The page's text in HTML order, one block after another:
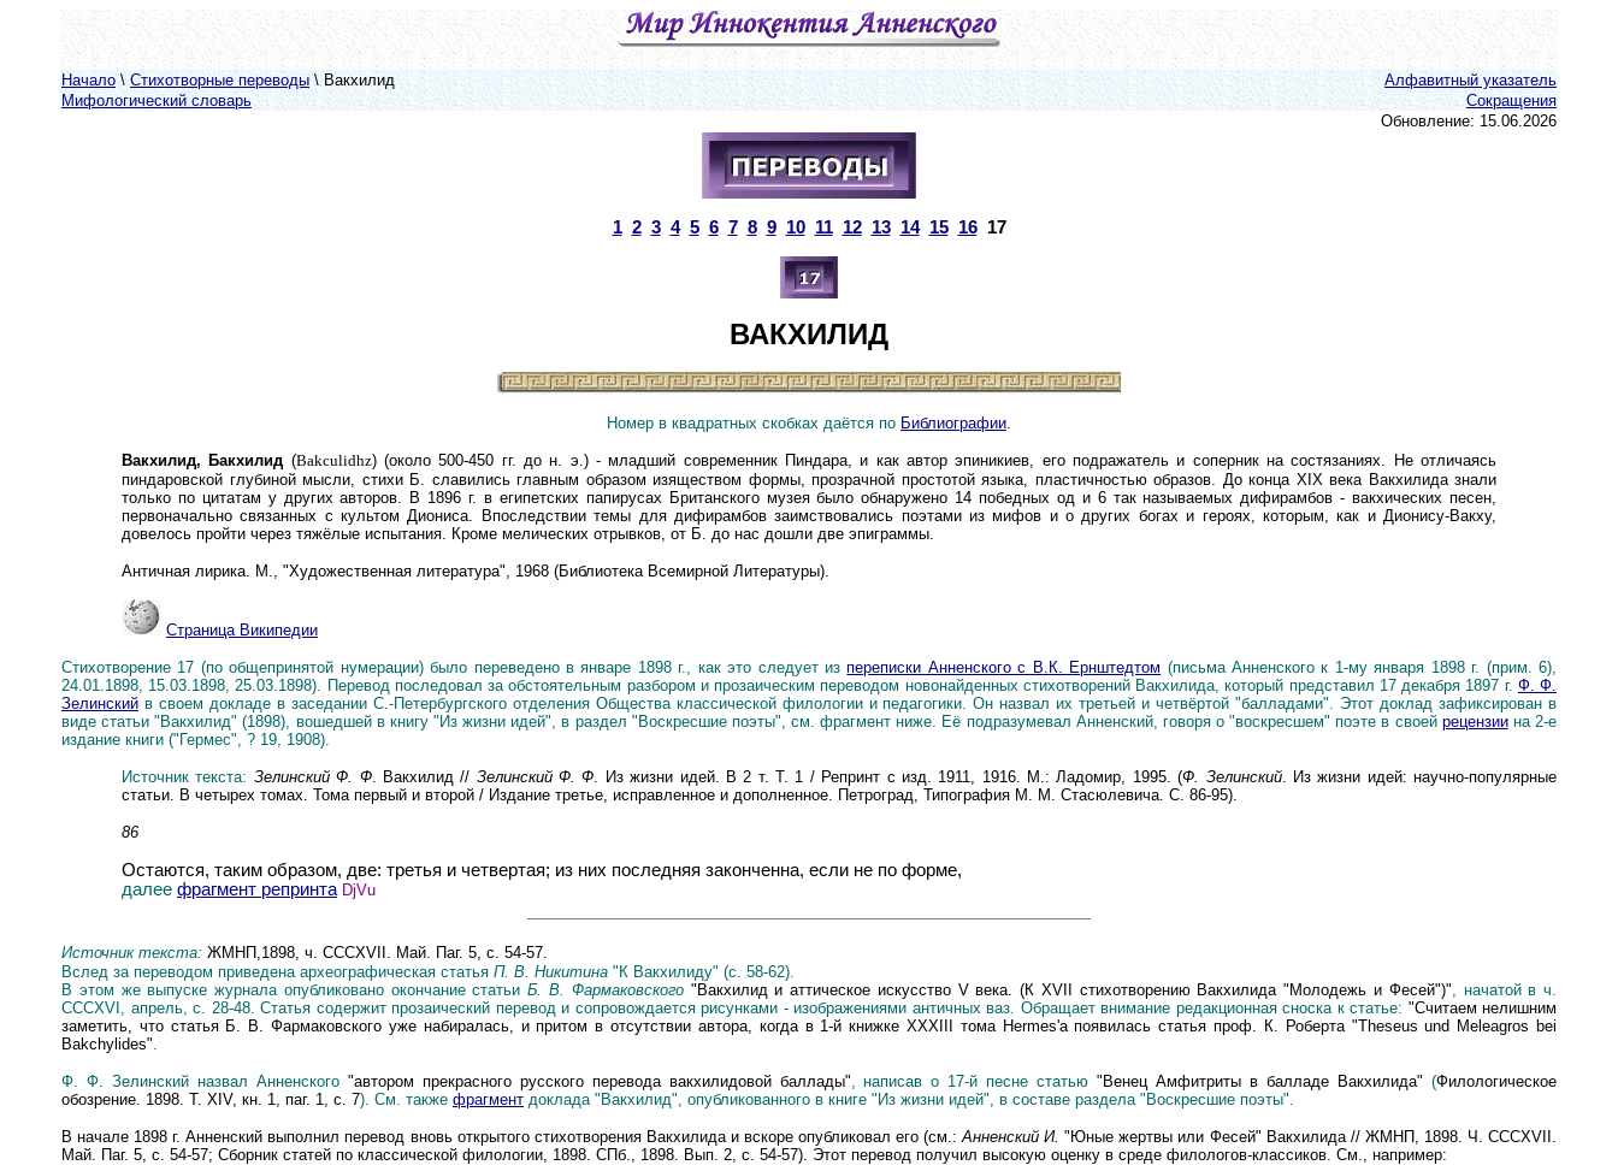
Начало \ Стихотворные переводы \ Вакхилид
Алфавитный указатель
Мифологический словарь
Сокращения
Обновление: 15.06.2026
1 2 3 4 5 6 7 8 9 10 11 12 13 14 15 1617
ВАКХИЛИД
Номер в квадратных скобках даётся по Библиографии.
Вакхилид, Бакхилид (Bakculidhz) (около 500-450 гг. до н. э.) - младший современник Пиндара, и как автор эпиникиев, его подражатель и соперник на состязаниях.
Не отличаясь
пиндаровской глубиной мысли, стихи Б. славились главным образом изяществом формы, прозрачной простотой языка, пластичностью образов. До конца XIX века Вакхилида знали
только по цитатам у других авторов. В 1896 г. в египетских папирусах Британского музея было обнаружено 14 победных од и 6 так называемыхдифирамбов - вакхических песен,
первоначально связанных с культом Диониса.
Впоследствии темы для дифирамбов заимствовались поэтами из мифов и о других богах и героях, которым, как и Дионису-Вакху,
довелось пройти через тяжёлые испытания. Кроме мелических отрывков, от Б. до нас дошли две эпиграммы.
Античная лирика. М., "Художественная литература", 1968 (Библиотека Всемирной Литературы).
Страница Википедии
Стихотворение 17 (по общепринятой нумерации) было переведено в январе 1898 г., как это следует изпереписки Анненского с В.К. Ернштедтом (письма Анненского к 1-му января 1898 г. (прим. 6),
24.01.1898, 15.03.1898, 25.03.1898). Перевод последовал за обстоятельным разбором и прозаическим переводом новонайденных стихотворений Вакхилида, который представил 17 декабря 1897 г. Ф. Ф.
Зелинский в своем докладе в заседании С.-Петербургского отделения Общества классической филологии и педагогики. Он назвал их третьей и четвёртой "балладами". Этот доклад зафиксирован в
виде статьи "Вакхилид" (1898), вошедшей в книгу "Из жизни идей", в раздел "Воскресшие поэты", см. фрагмент ниже. Её подразумевал Анненский, говоря о "воскресшем" поэте в своей рецензиина 2-е
издание книги ("Гермес", ? 19, 1908).
Источник текста: Зелинский Ф. Ф. Вакхилид // Зелинский Ф. Ф. Из жизни идей. В 2 т. Т. 1 / Репринт с изд. 1911, 1916. М.: Ладомир, 1995. (Ф. Зелинский. Из жизни идей: научно-популярные
статьи. В четырех томах. Тома первый и второй / Издание третье, исправленное и дополненное. Петроград, Типография М. М. Стасюлевича. С. 86-95).
86
Остаются, таким образом, две: третья и четвертая; из них последняя законченна, если не по форме,
далее фрагмент репринта DjVu
Источник текста: ЖМНП,1898, ч. CCCXVII. Май. Паг. 5, с. 54-57.
Вслед за переводом приведена археографическая статья П. В. Никитина "К Вакхилиду" (с. 58-62).
В этом же выпуске журнала опубликовано окончание статьиБ. В. Фармаковского "Вакхилид и аттическое искусство Vвека. (К XVII стихотворению Вакхилида "Молодежь и Фесей")", начатой в ч.
CCCXVI, апрель, с. 28-48. Статья содержит прозаический перевод и сопровождается рисунками - изображениями античных ваз. Обращает внимание редакционная сноска к статье: "Считаем нелишним
заметить, что статья Б. В. Фармаковского уже набиралась, и притом в отсутствии автора, когда в 1-й книжке XXXIII тома Hermes'а появилась статья проф. К. Роберта "Theseus und Meleagros bei
Bakchylides".
Ф. Ф. Зелинский назвал Анненского "автором прекрасного русского перевода вакхилидовой баллады", написав о 17-й песне статью"Венец Амфитриты в балладе Вакхилида"(Филологическое
обозрение. 1898. Т. XIV, кн. 1, паг. 1, с. 7). См. также фрагмент доклада "Вакхилид", опубликованного в книге "Из жизни идей", в составе раздела "Воскресшие поэты".
В начале 1898 г. Анненский выполнил перевод вновь открытого стихотворения Вакхилида и вскоре опубликовал его (см.:Анненский И. "Юные жертвы или Фесей" Вакхилида // ЖМНП, 1898. Ч. CCCXVII.
Май. Паг. 5, с. 54-57; Сборник статей по классической филологии, 1898. СПб., 1898. Вып. 2, с. 54-57). Этот перевод получил высокую оценку в среде филологов-классиков. См., например: